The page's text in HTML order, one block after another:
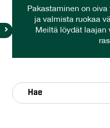
Pakastaminen on
ja valmista ruokaa
Meiltä löydät laajan